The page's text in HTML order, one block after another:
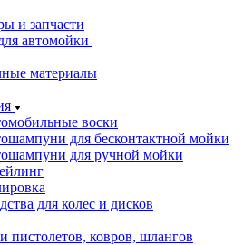
и запчасти
автомойки
материалы
воски
для бесконтактной мойки
для ручной мойки
для колес и дисков
пистолетов, ковров, шлангов